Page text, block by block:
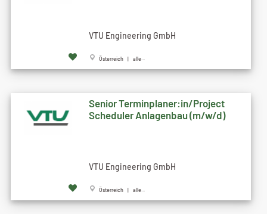
VTU Engineering GmbH
Österreich | alle...
Senior Terminplaner:in/Project
Scheduler Anlagenbau (m/w/d)
VTU Engineering GmbH
Österreich | alle...